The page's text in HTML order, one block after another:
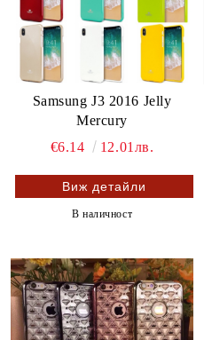
Samsung J3 2016 Jelly
Mercury
€6.14
12.01лв.
Виж детайли
В наличност